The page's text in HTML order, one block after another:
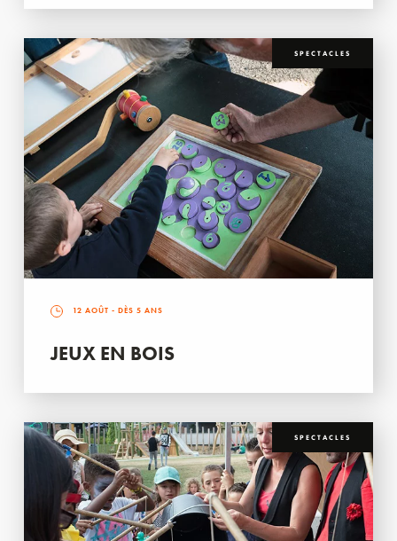
SPECTACLES
12 AOÛT - DÈS 5 ANS
JEUX EN BOIS
SPECTACLES